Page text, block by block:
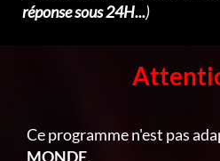
réponse sous 24H...)
Ce programme n'est pas
MONDE.